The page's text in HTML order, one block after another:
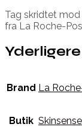
Tag skridtet
fra La Roche-
Brand La
Butik Skinsense